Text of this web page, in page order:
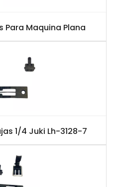
Para Maquina Plana
1/4 Juki Lh-3128-7